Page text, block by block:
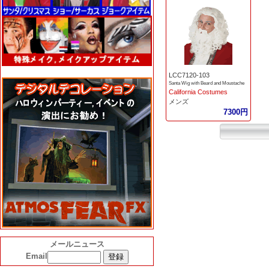
メールニュース
Email
LCC7120-103
Santa Wig with Beard and Moustache
California Costumes
メンズ
7300円